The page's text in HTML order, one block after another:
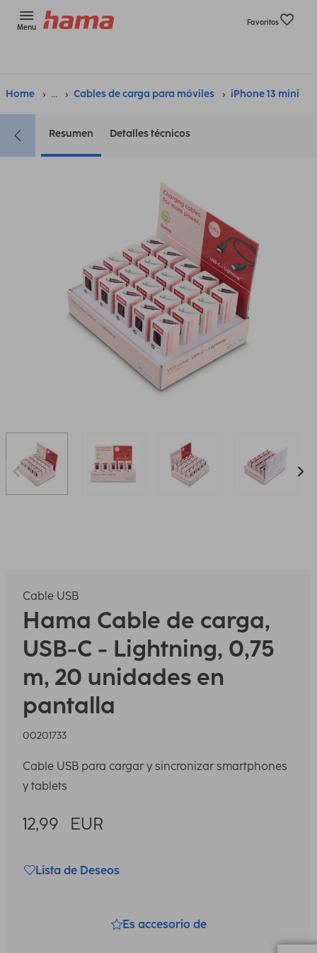
Menu
Favoritos
Home ... Cables de carga para móviles iPhone 13 mini
Resumen Detalles técnicos
Cable USB
Hama Cable de carga,
USB-C - Lightning, 0,75
m, 20 unidades en
pantalla
00201733
Cable USB para cargar y sincronizar smartphones
y tablets
12,99 EUR
Lista de Deseos
Es accesorio de